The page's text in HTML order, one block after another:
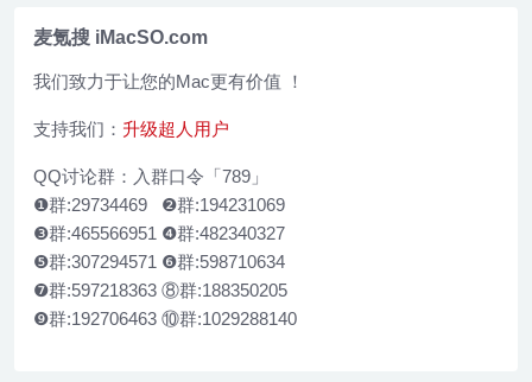
麦氪搜 iMacSO.com
我们致力于让您的Mac更有价值 ！
支持我们： 升级超人用户
QQ讨论群：入群口令「789」
❶群:29734469 ❷群:194231069
❸群:465566951 ❹群:482340327
❺群:307294571 ❻群:598710634
❼群:597218363 ⑧群:188350205
❾群:192706463 ⑩群:1029288140